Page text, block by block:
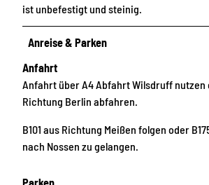
ist unbefestigt und steinig.
Anreise & Parken
Anfahrt
Anfahrt über A4 Abfahrt Wilsdruff nutzen
Richtung Berlin abfahren.
B101 aus Richtung Meißen folgen oder
nach Nossen zu gelangen.